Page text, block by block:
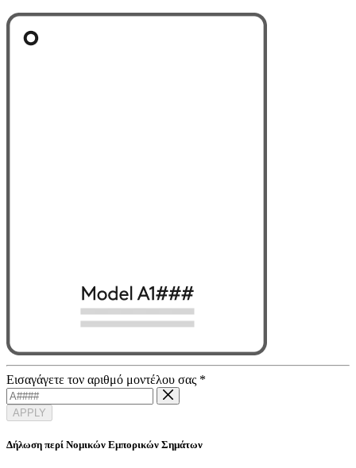
Εισαγάγετε τον αριθμό μοντέλου σας *
APPLY
Δήλωση περί Νομικών Εμπορικών Σημάτων